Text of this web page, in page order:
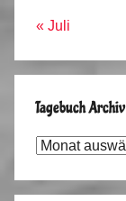
« Juli
Tagebuch Archiv
Tagebuch